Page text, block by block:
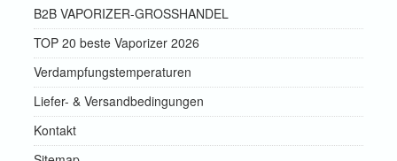
B2B VAPORIZER-GROSSHANDEL
TOP 20 beste Vaporizer 2026
Verdampfungstemperaturen
Liefer- & Versandbedingungen
Kontakt